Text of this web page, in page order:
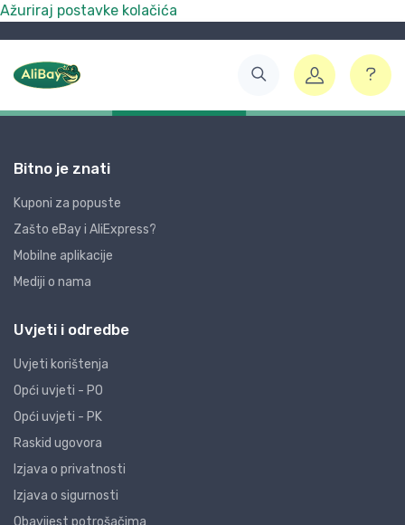
Ažuriraj postavke kolačića
Bitno je znati
Kuponi za popuste
Zašto eBay i AliExpress?
Mobilne aplikacije
Mediji o nama
Uvjeti i odredbe
Uvjeti korištenja
Opći uvjeti - PO
Opći uvjeti - PK
Raskid ugovora
Izjava o privatnosti
Izjava o sigurnosti
Obavijest potrošačima